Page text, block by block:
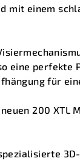
mit einem
eine perfekte
für
200 XTL